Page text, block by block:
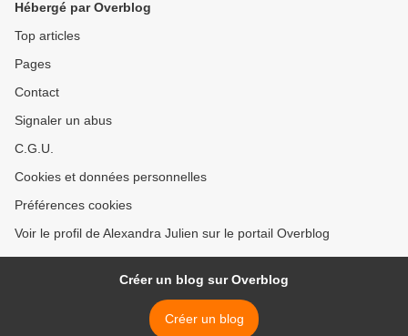
Hébergé par Overblog
Top articles
Pages
Contact
Signaler un abus
C.G.U.
Cookies et données personnelles
Préférences cookies
Voir le profil de Alexandra Julien sur le portail Overblog
Créer un blog sur Overblog
Créer un blog